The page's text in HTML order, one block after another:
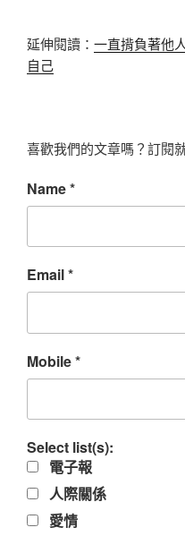
延伸閱讀： 一直揹負著他
自己
喜歡我們的文章嗎？訂閱
Name*
Email*
Mobile*
Select list(s):
電子報
人際關係
愛情